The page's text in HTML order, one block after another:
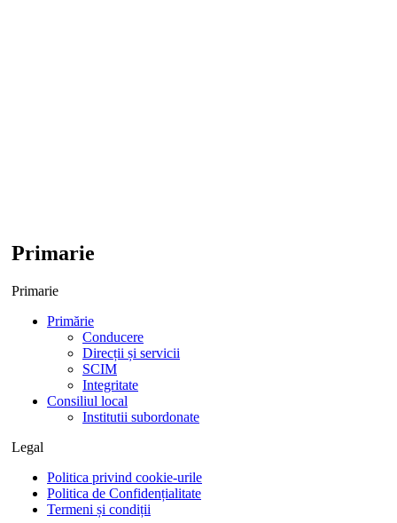
Primarie
Primarie
Primărie
Conducere
Direcții și servicii
SCIM
Integritate
Consiliul local
Institutii subordonate
Legal
Politica privind cookie-urile
Politica de Confidențialitate
Termeni și condiții